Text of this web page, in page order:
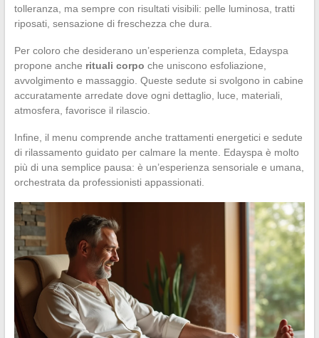
tolleranza, ma sempre con risultati visibili: pelle luminosa, tratti
riposati, sensazione di freschezza che dura.
Per coloro che desiderano un’esperienza completa, Edayspa
propone anche rituali corpo che uniscono esfoliazione,
avvolgimento e massaggio. Queste sedute si svolgono in cabine
accuratamente arredate dove ogni dettaglio, luce, materiali,
atmosfera, favorisce il rilascio.
Infine, il menu comprende anche trattamenti energetici e sedute
di rilassamento guidato per calmare la mente. Edayspa è molto
più di una semplice pausa: è un’esperienza sensoriale e umana,
orchestrata da professionisti appassionati.